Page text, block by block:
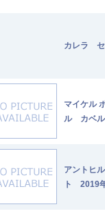
カレラ
マイケル
ル カベ
アントヒ
ト 2019